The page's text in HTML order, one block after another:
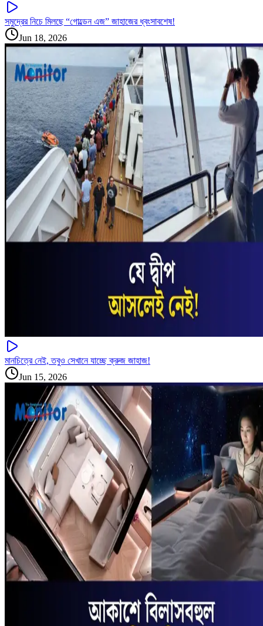
সমুদ্রের নিচে মিলছে “গোল্ডেন এজ” জাহাজের ধ্বংসাবশেষ!
Jun 18, 2026
মানচিত্রে নেই, তবুও সেখানে যাচ্ছে ক্রুজ জাহাজ!
Jun 15, 2026